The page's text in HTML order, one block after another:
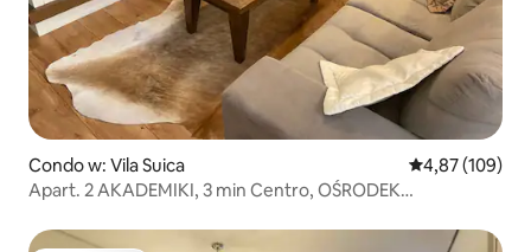
Condo w: Vila Suica Średnia
4,87 (109)
Apart. 2 AKADEMIKI, 3 min Centro, OŚRODEK